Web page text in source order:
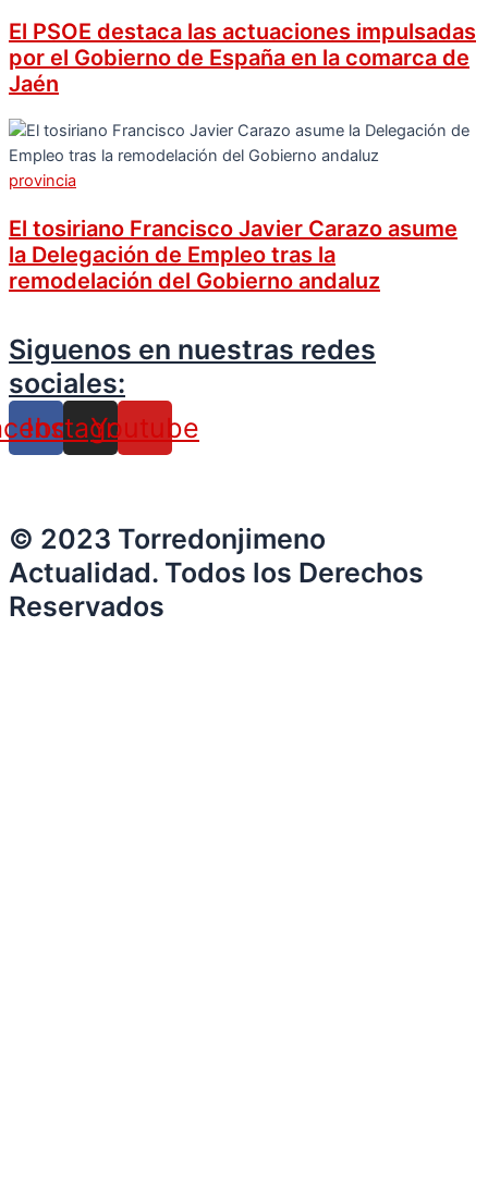
El PSOE destaca las actuaciones impulsadas
por el Gobierno de España en la comarca de
Jaén
provincia
El tosiriano Francisco Javier Carazo asume
la Delegación de Empleo tras la
remodelación del Gobierno andaluz
Siguenos en nuestras redes
sociales:
Instagram
Youtube
© 2023 Torredonjimeno
Actualidad. Todos los Derechos
Reservados